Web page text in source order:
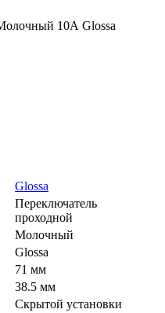
Glossa
Переключатель
проходной
Молочный
Glossa
71 мм
38.5 мм
Скрытой установки